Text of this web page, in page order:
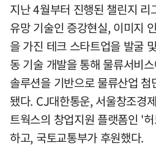
지난 4월부터 진행된 챌린지
유망 기술인 증강현실, 이미지
을 가진 테크 스타트업을 발굴
동 기술 개발을 통해 물류서비
솔루션을 기반으로 물류산업
됐다. CJ대한통운, 서울창조경
트웍스의 창업지원 플랫폼인 '
하고, 국토교통부가 후원했다.